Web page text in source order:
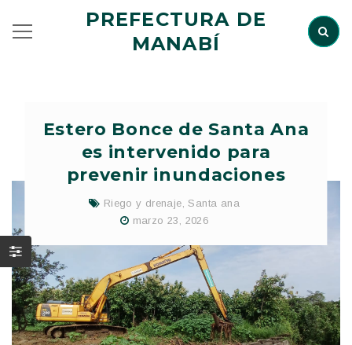
PREFECTURA DE
MANABÍ
Estero Bonce de Santa Ana
es intervenido para
prevenir inundaciones
Riego y drenaje ,Santa ana
marzo 23, 2026